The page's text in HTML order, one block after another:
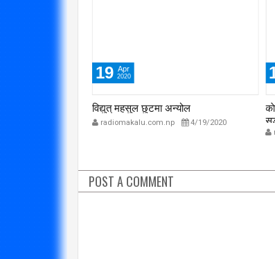
19 Apr
2020
विद्युत् महसुल छुटमा अन्योल
radiomakalu.com.np 4/19/2020
POST A COMMENT
विप्लव समूह संविधानको
दायराभित्र आएर हिँड्नुको